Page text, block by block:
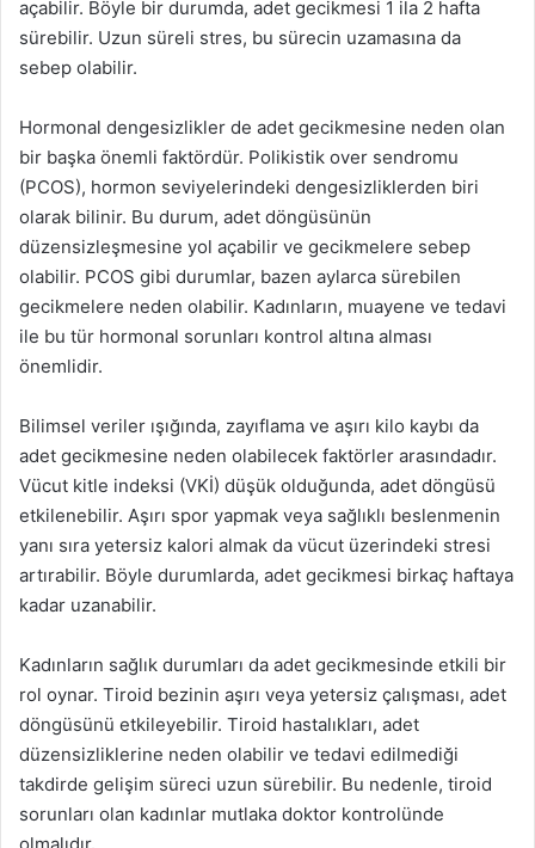
açabilir. Böyle bir durumda, adet gecikmesi 1 ila 2 hafta
sürebilir. Uzun süreli stres, bu sürecin uzamasına da
sebep olabilir.
Hormonal dengesizlikler de adet gecikmesine neden olan
bir başka önemli faktördür. Polikistik over sendromu
(PCOS), hormon seviyelerindeki dengesizliklerden biri
olarak bilinir. Bu durum, adet döngüsünün
düzensizleşmesine yol açabilir ve gecikmelere sebep
olabilir. PCOS gibi durumlar, bazen aylarca sürebilen
gecikmelere neden olabilir. Kadınların, muayene ve tedavi
ile bu tür hormonal sorunları kontrol altına alması
önemlidir.
Bilimsel veriler ışığında, zayıflama ve aşırı kilo kaybı da
adet gecikmesine neden olabilecek faktörler arasındadır.
Vücut kitle indeksi (VKİ) düşük olduğunda, adet döngüsü
etkilenebilir. Aşırı spor yapmak veya sağlıklı beslenmenin
yanı sıra yetersiz kalori almak da vücut üzerindeki stresi
artırabilir. Böyle durumlarda, adet gecikmesi birkaç haftaya
kadar uzanabilir.
Kadınların sağlık durumları da adet gecikmesinde etkili bir
rol oynar. Tiroid bezinin aşırı veya yetersiz çalışması, adet
döngüsünü etkileyebilir. Tiroid hastalıkları, adet
düzensizliklerine neden olabilir ve tedavi edilmediği
takdirde gelişim süreci uzun sürebilir. Bu nedenle, tiroid
sorunları olan kadınlar mutlaka doktor kontrolünde